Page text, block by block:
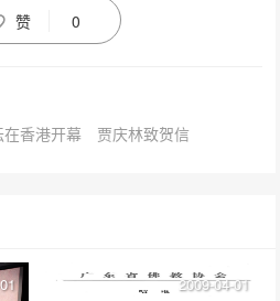
赞 0
在香港开幕 贾庆林致贺信
2009-04-01